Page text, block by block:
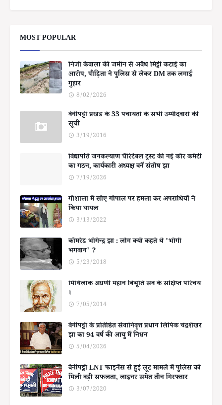
MOST POPULAR
निजी केवाला की जमीन से अवैध मिट्टी कटाई का
आरोप, पीड़िता ने पुलिस से लेकर DM तक लगाई
गुहार
8/02/2026
बेनीपट्टी प्रखंड के 33 पंचायतों के सभी उम्मीदवारों की
सूची
3/19/2016
विद्यापति जनकल्याण चैरिटेबल ट्रस्ट की नई कोर कमेटी
का गठन, कार्यकारी अध्यक्ष बनें संतोष झा
7/19/2026
गोशाला में सोए गोपाल पर हमला कर अपराधियों ने
किया घायल
3/13/2022
कॉमरेड भोगेन्द्र झा : लोग क्यों कहते थे 'भोगी
भगवान' ?
5/23/2018
मिथिलाक अग्रणी महान बिभूति सब के संक्षिप्त परिचय
।
7/05/2014
बेनीपट्टी के प्रतिष्ठित सेवानिवृत्त प्रधान लिपिक चंद्रशेखर
झा का 94 वर्ष की आयु में निधन
5/04/2026
बेनीपट्टी LNT फाइनेंस से हुई लूट मामले में पुलिस को
मिली बड़ी सफलता, लाइनर समेत तीन गिरफ्तार
3/07/2020